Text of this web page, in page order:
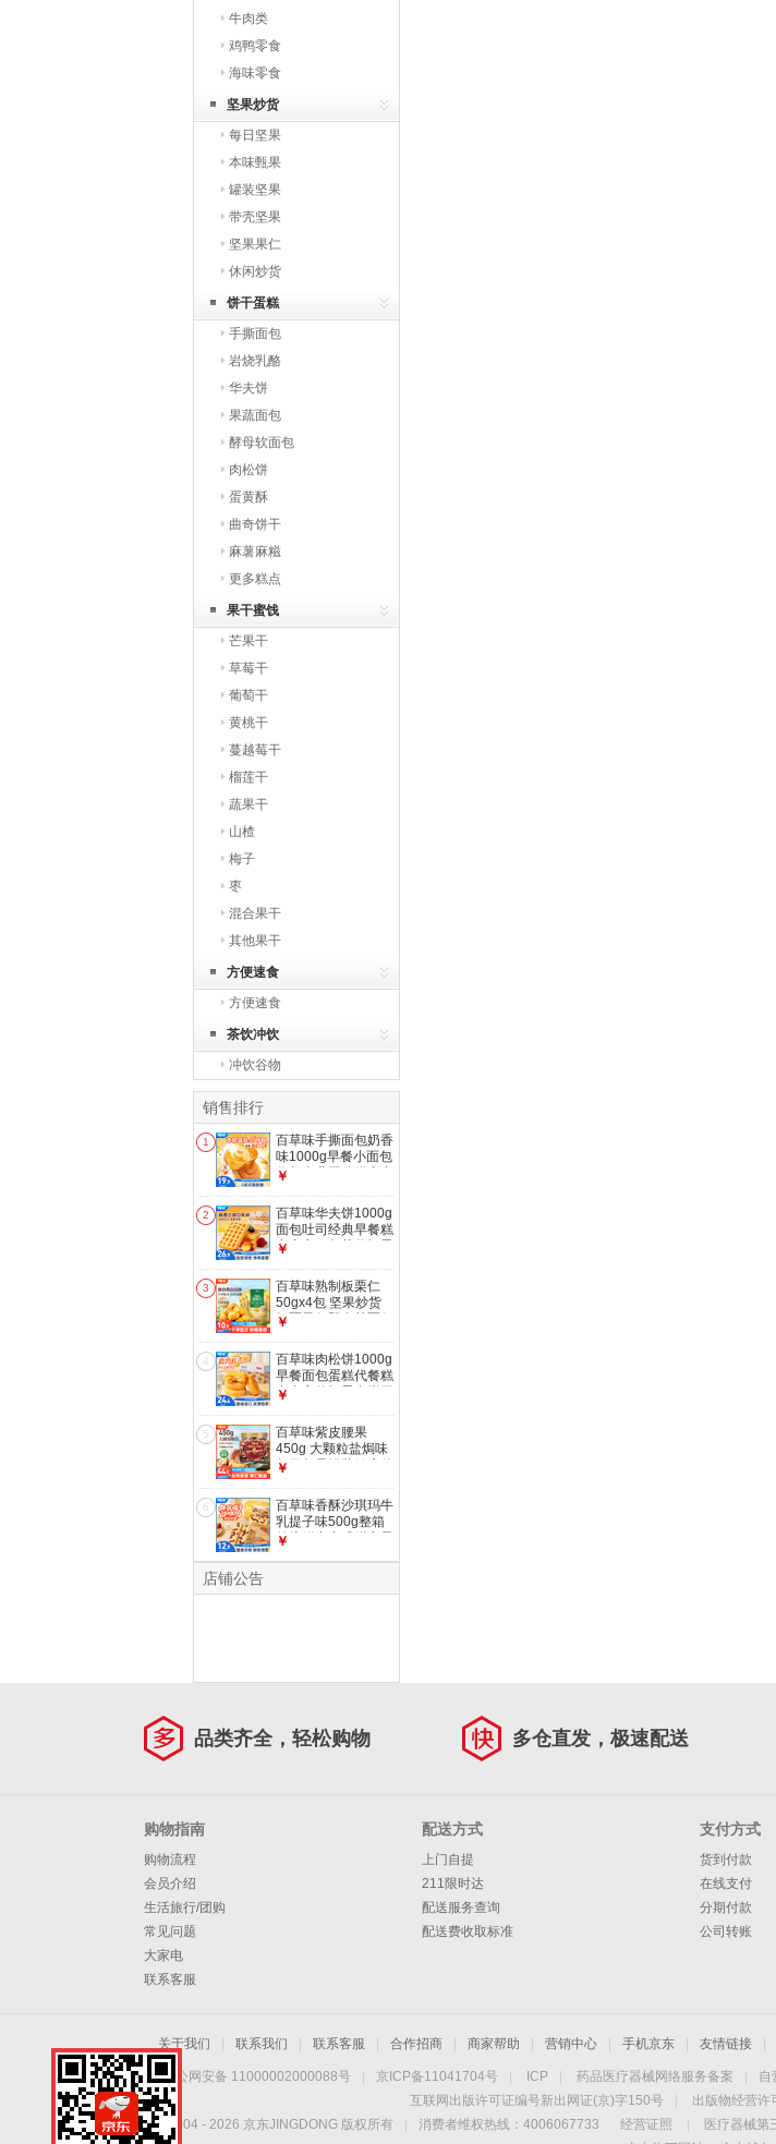
牛肉类
鸡鸭零食
海味零食
坚果炒货
每日坚果
本味甄果
罐装坚果
带壳坚果
坚果果仁
休闲炒货
饼干蛋糕
手撕面包
岩烧乳酪
华夫饼
果蔬面包
酵母软面包
肉松饼
蛋黄酥
曲奇饼干
麻薯麻糍
更多糕点
果干蜜饯
芒果干
草莓干
葡萄干
黄桃干
蔓越莓干
榴莲干
蔬果干
山楂
梅子
枣
混合果干
其他果干
方便速食
方便速食
茶饮冲饮
冲饮谷物
销售排行
1
百草味手撕面包奶香
味1000g早餐小面包
代餐企业团购糕点点
￥
2
百草味华夫饼1000g
面包吐司经典早餐糕
点点心下午茶休闲零
￥
3
百草味熟制板栗仁
50gx4包 坚果炒货
板栗子仁即食甘栗仁
￥
4
百草味肉松饼1000g
早餐面包蛋糕代餐糕
点点心休闲零食饼干
￥
5
百草味紫皮腰果
450g 大颗粒盐焗味
每日坚果罐装健康休
￥
6
百草味香酥沙琪玛牛
乳提子味500g整箱
传统糕点中式糕点早
￥
店铺公告
品类齐全，轻松购物 多仓直发，极速配送
购物指南
购物流程
会员介绍
生活旅行/团购
常见问题
大家电
联系客服
配送方式
上门自提
211限时达
配送服务查询
配送费收取标准
支付方式
货到付款
在线支付
分期付款
公司转账
关于我们 联系我们 联系客服 合作招商 商家帮助 营销中心 手机京东 友情链接
京公网安备 11000002000088号 京ICP备11041704号 ICP 药品医疗器械网络服务备案 自
互联网出版许可证编号新出网证(京)字150号
出版物经营许
Copyright © 2004 - 2026 京东JINGDONG 版权所有 消费者维权热线：4006067733 经营证照 医疗器械